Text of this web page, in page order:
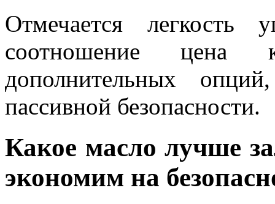
Отмечается легкость
соотношение цена
дополнительных
пассивной безопасности.
Какое масло лучше
экономим на